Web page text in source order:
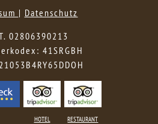
| Datenschutz
02806390213
41SRGBH
HOTEL RESTAURANT